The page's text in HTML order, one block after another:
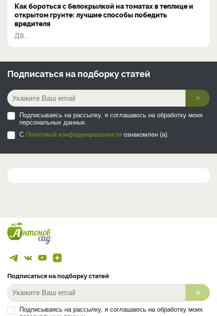
Как бороться с белокрылкой на томатах в теплице и
открытом грунте: лучшие способы победить
вредителя
Д8...
Подписаться на подборку статей
>
Подписываясь на рассылку, я соглашаюсь на обработку моих
персональных данных.
С Политикой конфиденциальности ознакомлен (а).
Подписаться на подборку статей
>
Подписываясь на рассылку, я соглашаюсь на обработку моих